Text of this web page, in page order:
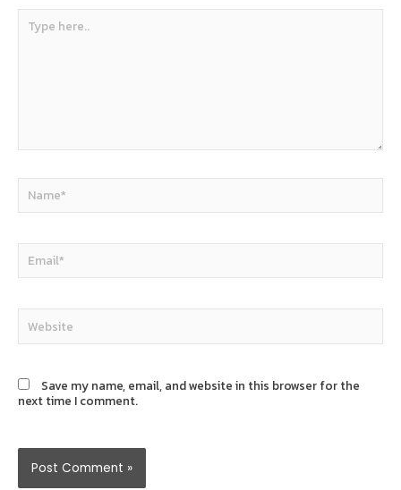
Type
here..
Name*
Email*
Save my name, email, and website in this browser for the
next time I comment.